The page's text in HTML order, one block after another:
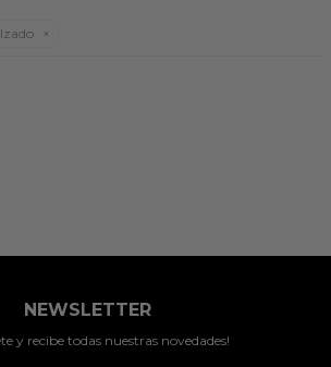
NEWSLETTER
y recibe todas nuestras novedades!